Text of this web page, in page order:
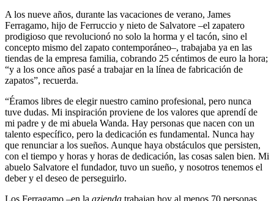
A los nueve años, durante las vacaciones de verano, James
Ferragamo, hijo de Ferruccio y nieto de Salvatore –el zapatero
prodigioso que revolucionó no solo la horma y el tacón, sino el
concepto mismo del zapato contemporáneo–, trabajaba ya en las
tiendas de la empresa familia, cobrando 25 céntimos de euro la hora;
“y a los once años pasé a trabajar en la línea de fabricación de
zapatos”, recuerda.
“Éramos libres de elegir nuestro camino profesional, pero nunca
tuve dudas. Mi inspiración proviene de los valores que aprendí de
mi padre y de mi abuela Wanda. Hay personas que nacen con un
talento específico, pero la dedicación es fundamental. Nunca hay
que renunciar a los sueños. Aunque haya obstáculos que persisten,
con el tiempo y horas y horas de dedicación, las cosas salen bien. Mi
abuelo Salvatore el fundador, tuvo un sueño, y nosotros tenemos el
deber y el deseo de perseguirlo.